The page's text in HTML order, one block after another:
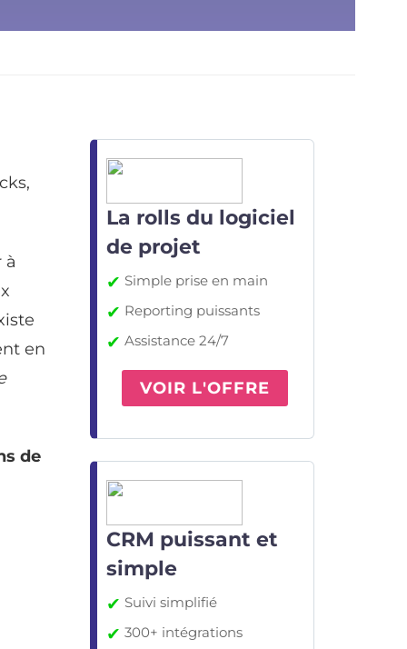
à
en
de
La rolls du logiciel
de projet
✔ Simple prise en main
✔ Reporting puissants
✔ Assistance 24/7
VOIR L'OFFRE
CRM puissant et
simple
✔ Suivi simplifié
✔ 300+ intégrations